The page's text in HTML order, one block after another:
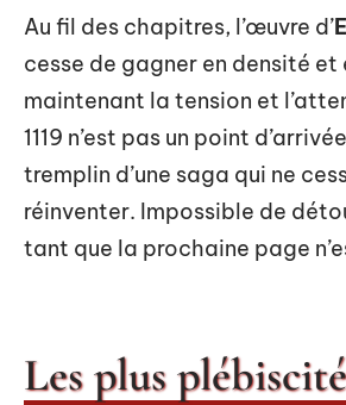
Au fil des chapitres, l’œuvre d’
cesse de gagner en densité
maintenant la tension et
1119 n’est pas un point
tremplin d’une saga qui ne
réinventer. Impossible de
tant que la prochaine page
Les plus